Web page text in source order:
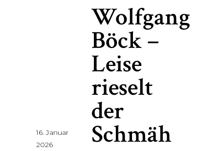
16. Januar
2026
Wolfgang
Böck –
Leise
rieselt
der
Schmäh